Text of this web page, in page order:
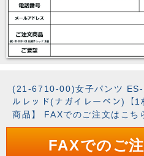
(21-6710-00)女子パンツ
ルレッド(ナガイレーベン)【
商品】 FAXでのご注文はこち
FAXでのご